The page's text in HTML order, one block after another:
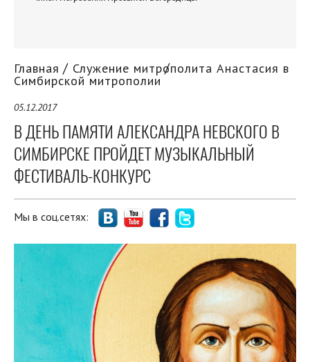
Главная Служение митрополита Анастасия в
Симбирской митрополии
05.12.2017
В ДЕНЬ ПАМЯТИ АЛЕКСАНДРА НЕВСКОГО В
СИМБИРСКЕ ПРОЙДЕТ МУЗЫКАЛЬНЫЙ
ФЕСТИВАЛЬ-КОНКУРС
Мы в соц.сетях: